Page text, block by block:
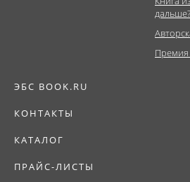
дальше?
Премия
ЭБС BOOK.RU
КОНТАКТЫ
КАТАЛОГ
ПРАЙС-ЛИСТЫ